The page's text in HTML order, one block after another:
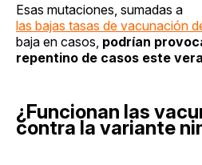
Esas mutaciones, sumadas a
las bajas tasas de vacunación
baja en casos, podrían
repentino de casos este
¿Funcionan las
contra la variante